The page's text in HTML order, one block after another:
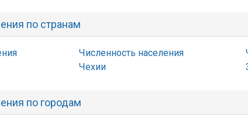
по странам
Численность населения
Чехии
по городам